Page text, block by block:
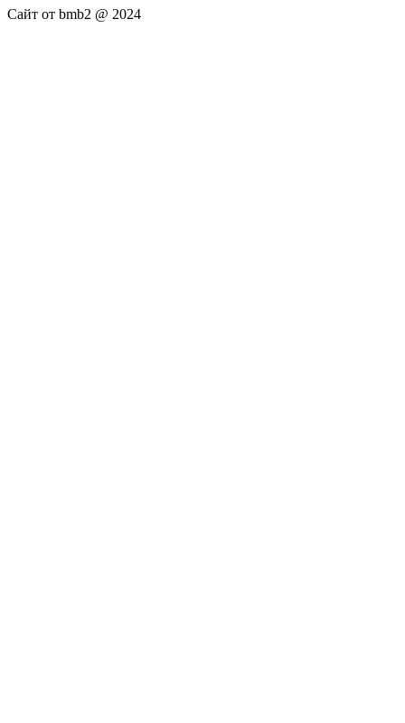
Сайт от bmb2 @ 2024